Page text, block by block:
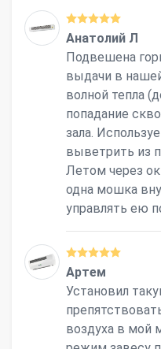
Анатолий Л
Подвешена
выдачи в
волной тепла
попадание
зала.
выветрить из
Летом через
одна мошка
управлять ею
Артем
Установил
воздуха в мой